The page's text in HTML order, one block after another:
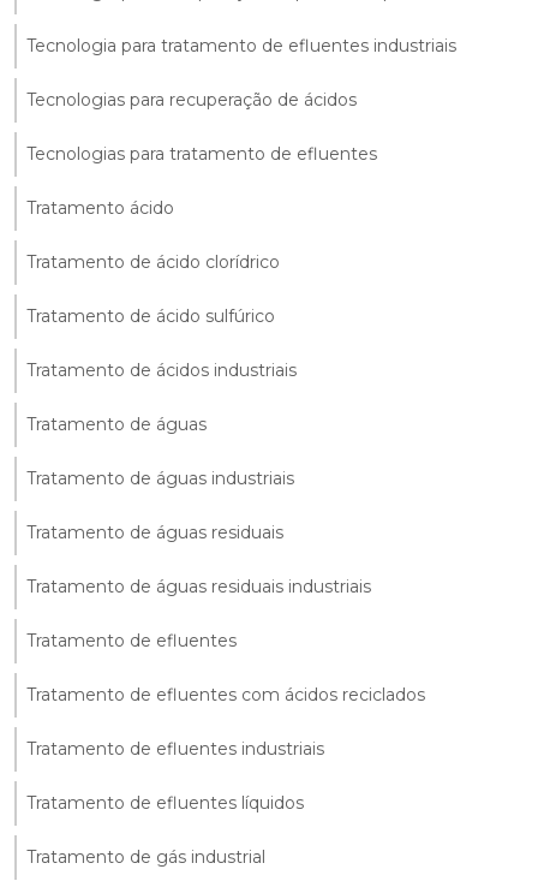
Tecnologia para tratamento de efluentes industriais
Tecnologias para recuperação de ácidos
Tecnologias para tratamento de efluentes
Tratamento ácido
Tratamento de ácido clorídrico
Tratamento de ácido sulfúrico
Tratamento de ácidos industriais
Tratamento de águas
Tratamento de águas industriais
Tratamento de águas residuais
Tratamento de águas residuais industriais
Tratamento de efluentes
Tratamento de efluentes com ácidos reciclados
Tratamento de efluentes industriais
Tratamento de efluentes líquidos
Tratamento de gás industrial